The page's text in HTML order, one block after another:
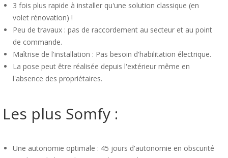
3 fois plus rapide à installer qu'une solution classique (en
volet rénovation) !
Peu de travaux : pas de raccordement au secteur et au point
de commande.
Maîtrise de l'installation : Pas besoin d'habilitation électrique.
La pose peut être réalisée depuis l'extérieur même en
l'absence des propriétaires.
Les plus Somfy :
Une autonomie optimale : 45 jours d'autonomie en obscurité